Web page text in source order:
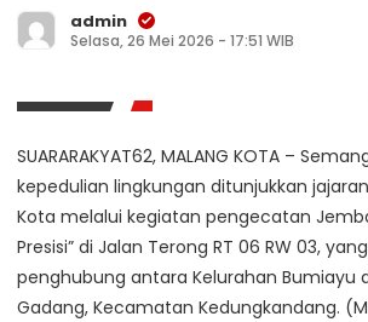
admin
Selasa, 26 Mei 2026 - 17:51 WIB
SUARARAKYAT62, MALANG KOTA –
kepedulian lingkungan ditunjukkan
Kota melalui kegiatan pengecatan
Presisi” di Jalan Terong RT 06 RW 03,
penghubung antara Kelurahan Bumiayu
Gadang, Kecamatan Kedungkandang.